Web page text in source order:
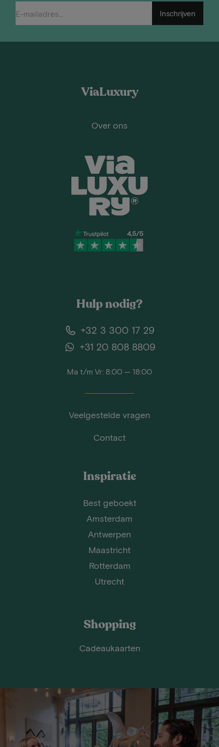
Inschrijven
ViaLuxury
Over ons
Hulp nodig?
+32 3 300 17 29
+31 20 808 8809
Ma t/m Vr: 8:00 — 18:00
Veelgestelde vragen
Contact
Inspiratie
Best geboekt
Amsterdam
Antwerpen
Maastricht
Rotterdam
Utrecht
Shopping
Cadeaukaarten